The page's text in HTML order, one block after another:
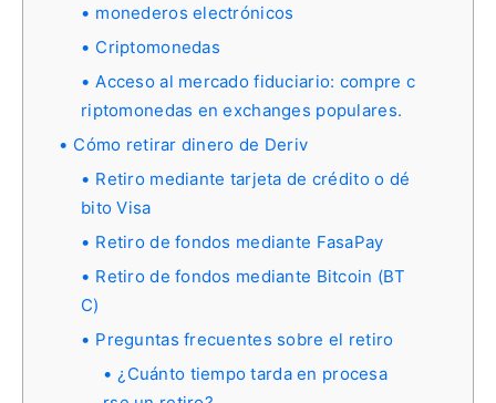
monederos electrónicos
Criptomonedas
Acceso al mercado fiduciario: compre c
riptomonedas en exchanges populares.
Cómo retirar dinero de Deriv
Retiro mediante tarjeta de crédito o dé
bito Visa
Retiro de fondos mediante FasaPay
Retiro de fondos mediante Bitcoin (BT
C)
Preguntas frecuentes sobre el retiro
¿Cuánto tiempo tarda en procesa